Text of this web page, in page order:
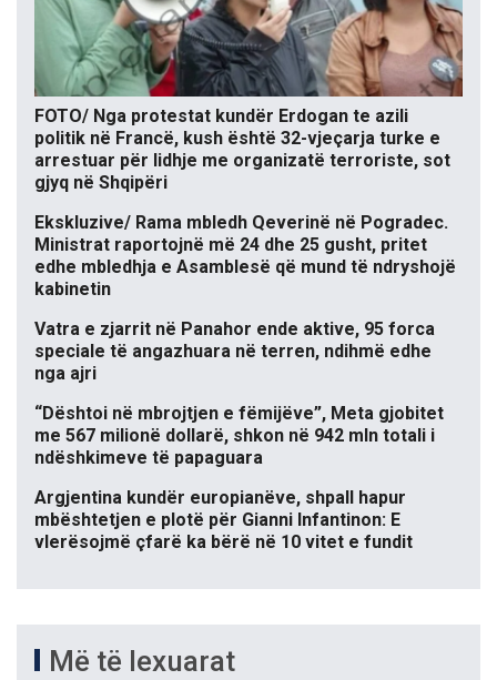
FOTO/ Nga protestat kundër Erdogan te azili
politik në Francë, kush është 32-vjeçarja turke e
arrestuar për lidhje me organizatë terroriste, sot
gjyq në Shqipëri
Ekskluzive/ Rama mbledh Qeverinë në Pogradec.
Ministrat raportojnë më 24 dhe 25 gusht, pritet
edhe mbledhja e Asamblesë që mund të ndryshojë
kabinetin
Vatra e zjarrit në Panahor ende aktive, 95 forca
speciale të angazhuara në terren, ndihmë edhe
nga ajri
“Dështoi në mbrojtjen e fëmijëve”, Meta gjobitet
me 567 milionë dollarë, shkon në 942 mln totali i
ndëshkimeve të papaguara
Argjentina kundër europianëve, shpall hapur
mbështetjen e plotë për Gianni Infantinon: E
vlerësojmë çfarë ka bërë në 10 vitet e fundit
Më të lexuarat